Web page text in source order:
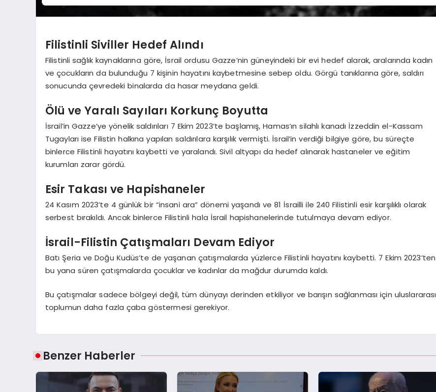
Filistinli Siviller Hedef Alındı
Filistinli sağlık kaynaklarına göre, İsrail ordusu Gazze’nin güneyindeki bir evi hedef alarak, aralarında kadın
ve çocukların da bulunduğu 7 kişinin hayatını kaybetmesine sebep oldu. Görgü tanıklarına göre, saldırı
sonucunda çevredeki binalarda da hasar meydana geldi.
Ölü ve Yaralı Sayıları Korkunç Boyutta
İsrail’in Gazze’ye yönelik saldırıları 7 Ekim 2023’te başlamış, Hamas’ın silahlı kanadı İzzeddin el-Kassam
Tugayları ise Filistin halkına yapılan saldırılara karşılık vermişti. İsrail’in verdiği bilgiye göre, bu süreçte
binlerce Filistinli hayatını kaybetti ve yaralandı. Sivil altyapı da hedef alınarak hastaneler ve eğitim
kurumları zarar gördü.
Esir Takası ve Hapishaneler
24 Kasım 2023’te 4 günlük bir “insani ara” dönemi yaşandı ve 81 İsrailli ile 240 Filistinli esir karşılıklı olarak
serbest bırakıldı. Ancak binlerce Filistinli hala İsrail hapishanelerinde tutulmaya devam ediyor.
İsrail-Filistin Çatışmaları Devam Ediyor
Batı Şeria ve Doğu Kudüs’te de yaşanan çatışmalarda yüzlerce Filistinli hayatını kaybetti. 7 Ekim 2023’ten
bu yana süren çatışmalarda çocuklar ve kadınlar da mağdur durumda kaldı.
Bu çatışmalar sadece bölgeyi değil, tüm dünyayı derinden etkiliyor ve barışın sağlanması için uluslararası
toplumun daha fazla çaba göstermesi gerekiyor.
Benzer Haberler